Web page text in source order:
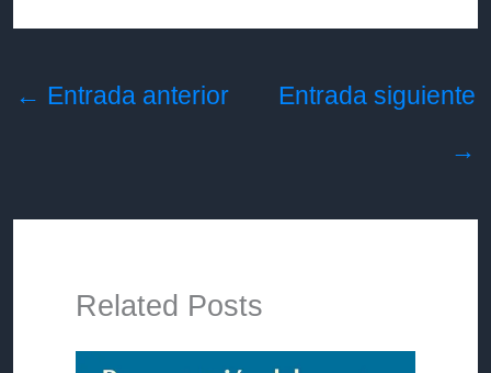
← Entrada anterior
Entrada siguiente
→
Related Posts